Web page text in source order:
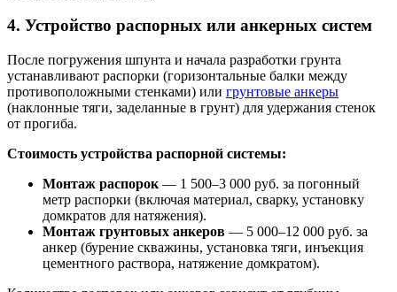
4. Устройство распорных или анкерных систем
После погружения шпунта и начала разработки грунта
устанавливают распорки (горизонтальные балки между
противоположными стенками) или грунтовые анкеры
(наклонные тяги, заделанные в грунт) для удержания стенок
от прогиба.
Стоимость устройства распорной системы:
Монтаж распорок — 1 500–3 000 руб. за погонный
метр распорки (включая материал, сварку, установку
домкратов для натяжения).
Монтаж грунтовых анкеров — 5 000–12 000 руб. за
анкер (бурение скважины, установка тяги, инъекция
цементного раствора, натяжение домкратом).